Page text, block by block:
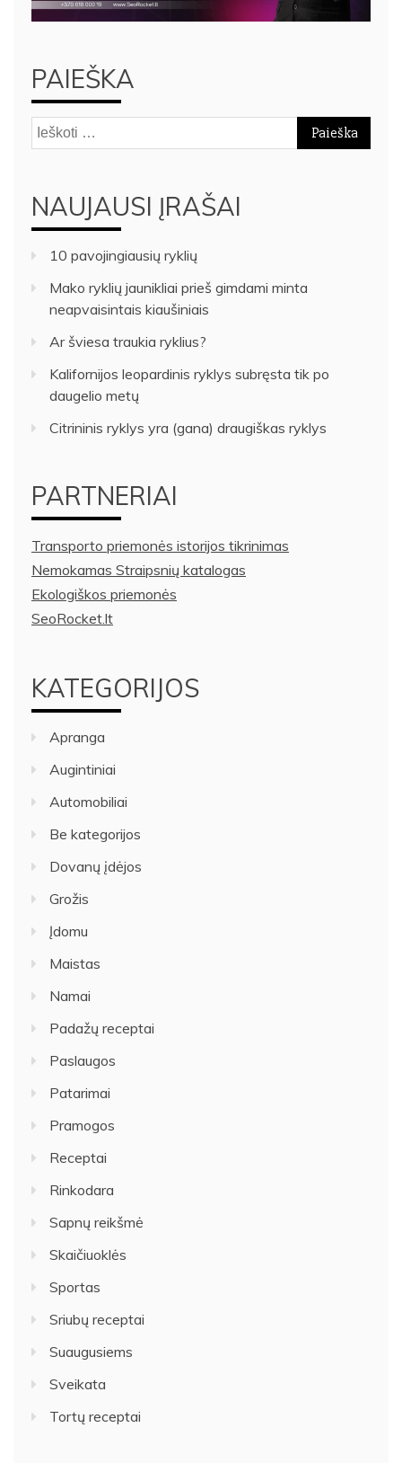
PAIEŠKA
Ieškoti:
NAUJAUSI ĮRAŠAI
10 pavojingiausių ryklių
Mako ryklių jaunikliai prieš gimdami minta
neapvaisintais kiaušiniais
Ar šviesa traukia ryklius?
Kalifornijos leopardinis ryklys subręsta tik po
daugelio metų
Citrininis ryklys yra (gana) draugiškas ryklys
PARTNERIAI
Transporto priemonės istorijos tikrinimas
Nemokamas Straipsnių katalogas
Ekologiškos priemonės
SeoRocket.lt
KATEGORIJOS
Apranga
Augintiniai
Automobiliai
Be kategorijos
Dovanų įdėjos
Grožis
Įdomu
Maistas
Namai
Padažų receptai
Paslaugos
Patarimai
Pramogos
Receptai
Rinkodara
Sapnų reikšmė
Skaičiuoklės
Sportas
Sriubų receptai
Suaugusiems
Sveikata
Tortų receptai